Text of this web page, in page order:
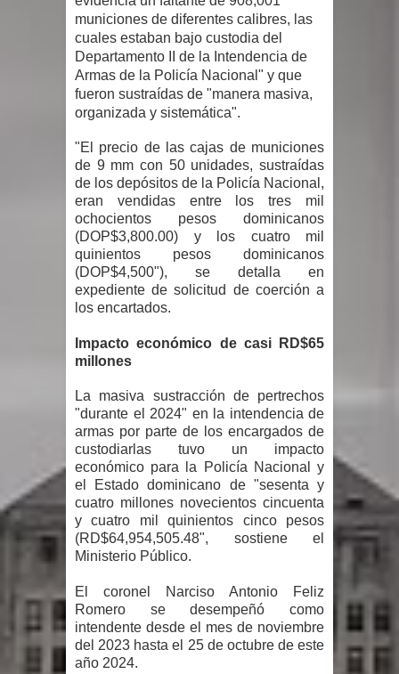
terremoto de magnitud 7,1 en Japón
Poder Ejecutivo promulga
modificaciones al nuevo Código Penal
reveló que con Presupuesto
Complementario gobierno endeuda
país con 3,500 millones de dólares
El PRM tendrá desde el próximo
municiones de diferentes calibres, las
cuales estaban bajo custodia del
Departamento II de la Intendencia de
Armas de la Policía Nacional" y que
fueron sustraídas de "manera masiva,
organizada y sistemática".
"El precio de las cajas de municiones
de 9 mm con 50 unidades, sustraídas
de los depósitos de la Policía Nacional,
eran vendidas entre los tres mil
ochocientos pesos dominicanos
(DOP$3,800.00) y los cuatro mil
quinientos pesos dominicanos
(DOP$4,500"), se detalla en
expediente de solicitud de coerción a
los encartados.
Impacto económico de casi RD$65
millones
La masiva sustracción de pertrechos
"durante el 2024" en la intendencia de
armas por parte de los encargados de
custodiarlas tuvo un impacto
económico para la Policía Nacional y
el Estado dominicano de "sesenta y
cuatro millones novecientos cincuenta
y cuatro mil quinientos cinco pesos
(RD$64,954,505.48", sostiene el
Ministerio Público.
El coronel Narciso Antonio Feliz
Romero se desempeñó como
intendente desde el mes de noviembre
del 2023 hasta el 25 de octubre de este
año 2024.